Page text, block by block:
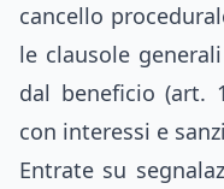
cancello
le clausole
dal beneficio (art.
con interessi e
Entrate su